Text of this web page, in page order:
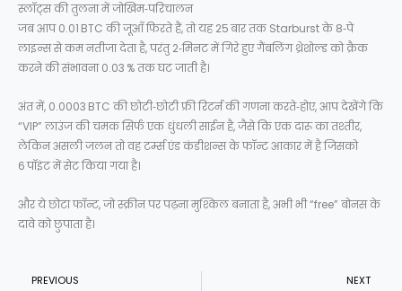
स्लॉट्स की तुलना में जोखिम‑परिचालन
जब आप 0.01 BTC की जूआँ फिरते हैं, तो यह 25 बार तक Starburst के 8‑पे
लाइन्स से कम नतीजा देता है, परंतु 2‑मिनट में गिरे हुए गैंबलिंग थ्रेशोल्ड को क्रैक
करने की संभावना 0.03 % तक घट जाती है।
अंत में, 0.0003 BTC की छोटी‑छोटी फ्री रिटर्न की गणना करते‑होए, आप देखेंगे कि
“VIP” लाउंज की चमक सिर्फ एक धुंधली साईन है, जैसे कि एक दारू का तश्तीर,
लेकिन असली जलन तो वह टर्म्स एंड कंडीशन्स के फॉन्ट आकार में है जिसको
6 पॉइंट में सेट किया गया है।
और ये छोटा फॉन्ट, जो स्क्रीन पर पढ़ना मुश्किल बनाता है, अभी भी “free” बोनस के
दावे को छुपाता है।
Prev
PREVIOUS NEXT